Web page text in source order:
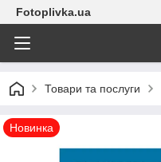
Fotoplivka.ua
Товари та послуги
Новинка